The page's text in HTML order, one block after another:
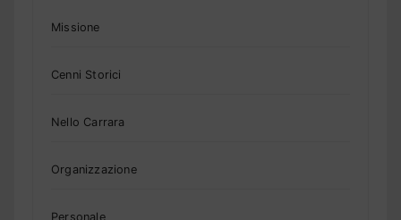
Missione
Cenni Storici
Nello Carrara
Organizzazione
Personale